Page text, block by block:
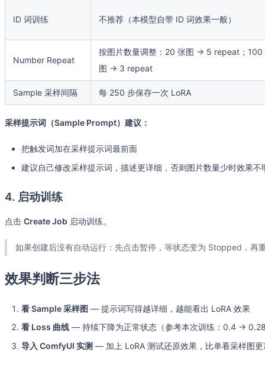
ID 词训练 不推荐（本模型自带 ID 词效果一般）
Number Repeat
按图片数量调整：20 张图 → 5 repeat；100
图 → 3 repeat
Sample 采样间隔 每 250 步保存一次 LoRA
采样提示词（Sample Prompt）建议：
把触发词加在采样提示词最前面
建议自己修改采样提示词，描述更详细，否则图片数量少时效果
4. 启动训练
点击 Create Job 启动训练。
如果创建后没有自动运行：先点击暂停，等状态变为 Stopped，再
效果判断三步法
看 Sample 采样图 — 提示词写得越详细，越能看出 LoRA 效果
看 Loss 曲线 — 持续下降为正常状态（参考本次训练：0.4 →
导入 ComfyUI 实测 — 加上 LoRA 测试还原效果，比单看采样图更